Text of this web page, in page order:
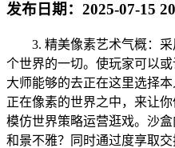
发布日期： 2025-07-15
3. 精美像素艺术气概：采
个世界的一切。使玩家可以
大师能够的去正在这里选择
正在像素的世界之中，来让
模仿世界策略运营逛戏。沙
和景不雅？同时通过度享取